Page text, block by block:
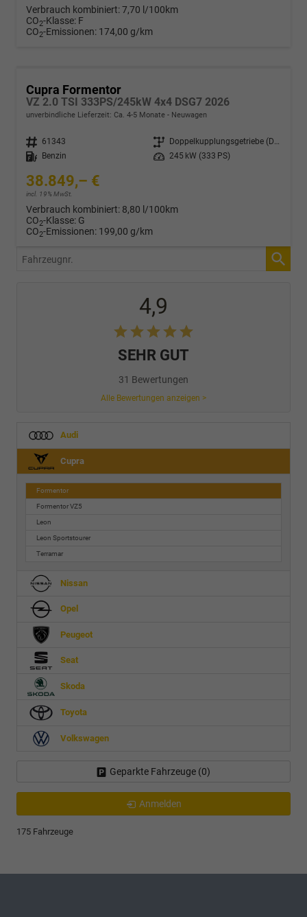
Verbrauch kombiniert:7,70 l/100km
CO2-Klasse: F
CO2-Emissionen: 174,00 g/km
Cupra Formentor
VZ 2.0 TSI 333PS/245kW 4x4 DSG7 2026
unverbindliche Lieferzeit: Ca. 4-5 Monate Neuwagen
Fahrzeugnr. 61343 Getriebe
Doppelkupplungsgetriebe (DSG)
Kraftstoff
Benzin Leistung 245 kW (333 PS)
38.849,– €
incl. 19% MwSt.
Verbrauch kombiniert: 8,80 l/100km
CO2-Klasse: G
CO2-Emissionen: 199,00 g/km
Fahrzeugnr.
4,9
SEHR GUT
31 Bewertungen
Alle Bewertungen anzeigen >
Audi
Cupra
Formentor
Formentor VZ5
Leon
Leon Sportstourer
Terramar
Nissan
Opel
Peugeot
Seat
Skoda
Toyota
Volkswagen
Geparkte Fahrzeuge (0)
Anmelden
175 Fahrzeuge